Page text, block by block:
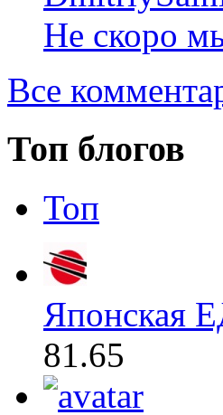
Не скоро
Все
Топ блогов
Топ
Японская
81.65